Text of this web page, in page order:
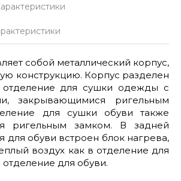
собой металлический корпус,
конструкцию. Корпус разделен
для сушки одежды с
закрывающимися ригельным
для сушки обуви также
ригельным замком. В задней
для обуви встроен блок нагрева,
воздух как в отделение для
для обуви.